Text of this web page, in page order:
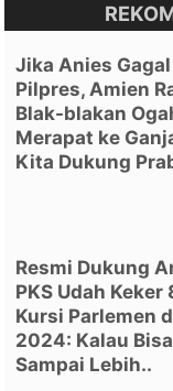
Jika Anies
Pilpres, Amien
Blak-blakan
Merapat ke
Kita Dukung
Resmi Dukung
PKS Udah Keker
Kursi Parlemen
2024: Kalau Bisa
Sampai Lebih..